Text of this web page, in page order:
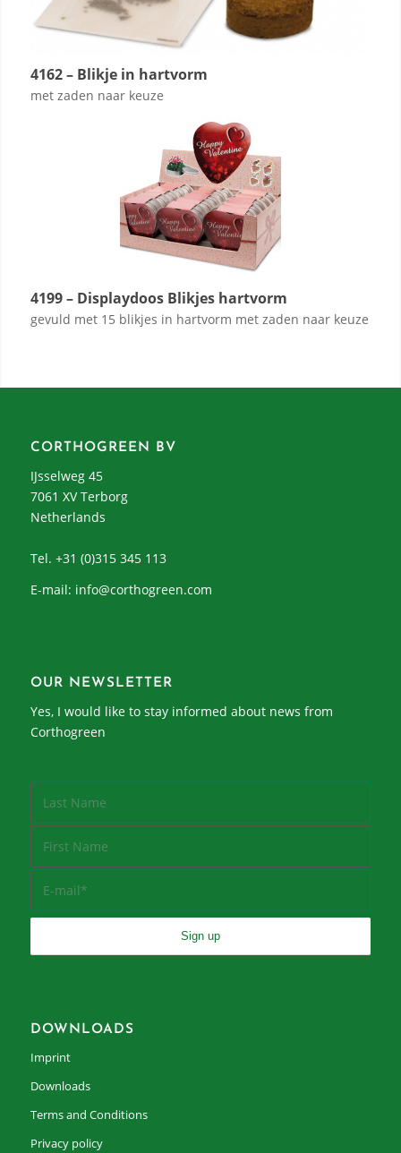
4162 – Blikje in hartvorm
met zaden naar keuze
4199 – Displaydoos Blikjes hartvorm
gevuld met 15 blikjes in hartvorm met zaden naar keuze
CORTHOGREEN BV
IJsselweg 45
7061 XV Terborg
Netherlands
Tel. +31 (0)315 345 113
E-mail: info@corthogreen.com
OUR NEWSLETTER
Yes, I would like to stay informed about news from
Corthogreen
DOWNLOADS
Imprint
Downloads
Terms and Conditions
Privacy policy